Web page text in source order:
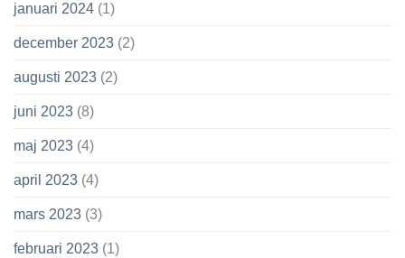
januari 2024 (1)
december 2023 (2)
augusti 2023 (2)
juni 2023 (8)
maj 2023 (4)
april 2023 (4)
mars 2023 (3)
februari 2023 (1)